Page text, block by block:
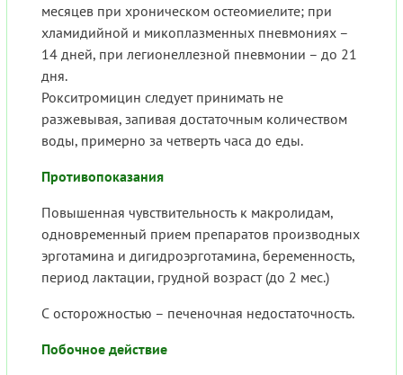
месяцев при хроническом остеомиелите; при
хламидийной и микоплазменных пневмониях –
14 дней, при легионеллезной пневмонии – до 21
дня.
Рокситромицин следует принимать не
разжевывая, запивая достаточным количеством
воды, примерно за четверть часа до еды.
Противопоказания
Повышенная чувствительность к макролидам,
одновременный прием препаратов производных
эрготамина и дигидроэрготамина, беременность,
период лактации, грудной возраст (до 2 мес.)
С осторожностью – печеночная недостаточность.
Побочное действие